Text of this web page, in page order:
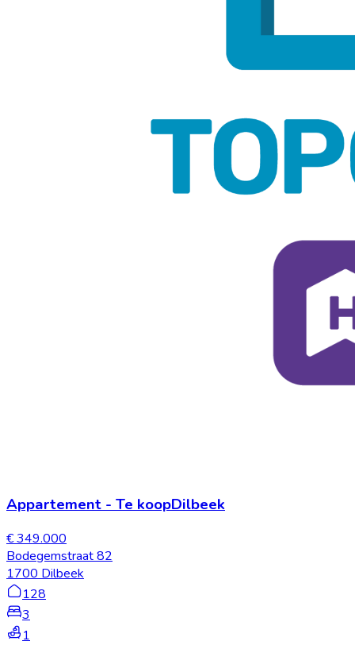
Appartement - Te koopDilbeek
€ 349.000
Bodegemstraat 82
1700 Dilbeek
128
3
1